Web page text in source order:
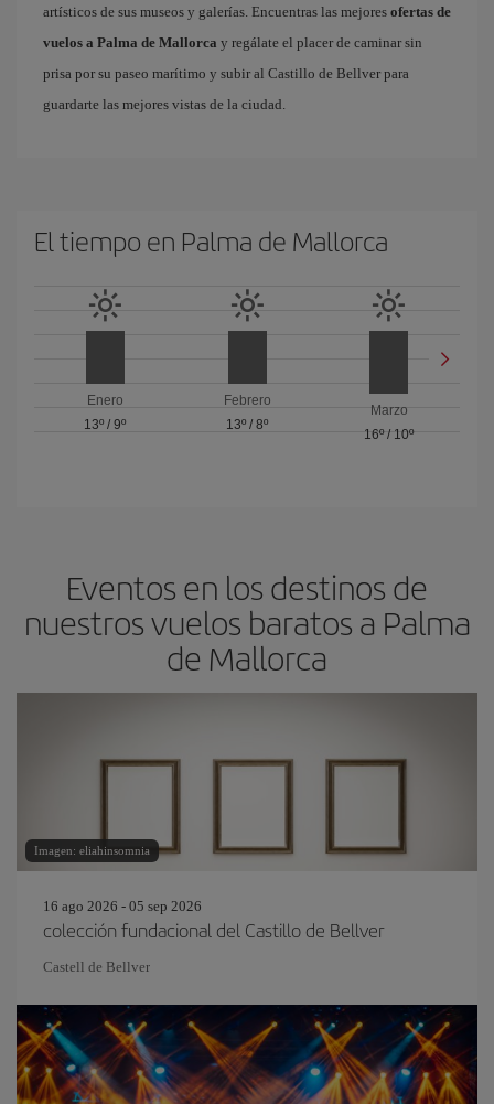
artísticos de sus museos y galerías. Encuentras las mejores ofertas de
vuelos a Palma de Mallorca y regálate el placer de caminar sin
prisa por su paseo marítimo y subir al Castillo de Bellver para
guardarte las mejores vistas de la ciudad.
El tiempo en Palma de Mallorca
Enero
13º /9º
Febrero
13º / 8º
Marzo
16º/ 10º
Eventos en los destinos de
nuestros vuelos baratos a Palma
de Mallorca
Imagen: eliahinsomnia
16 ago 2026 - 05 sep 2026
colección fundacional del Castillo de Bellver
Castell de Bellver